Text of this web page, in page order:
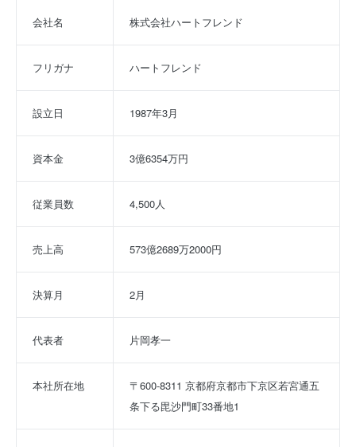
会社名 株式会社ハートフレンド
フリガナ ハートフレンド
設立日 1987年3月
資本金 3億6354万円
従業員数 4,500人
売上高 573億2689万2000円
決算月 2月
代表者 片岡孝一
本社所在地
〒600-8311 京都府京都市下京区若宮通五
条下る毘沙門町33番地1